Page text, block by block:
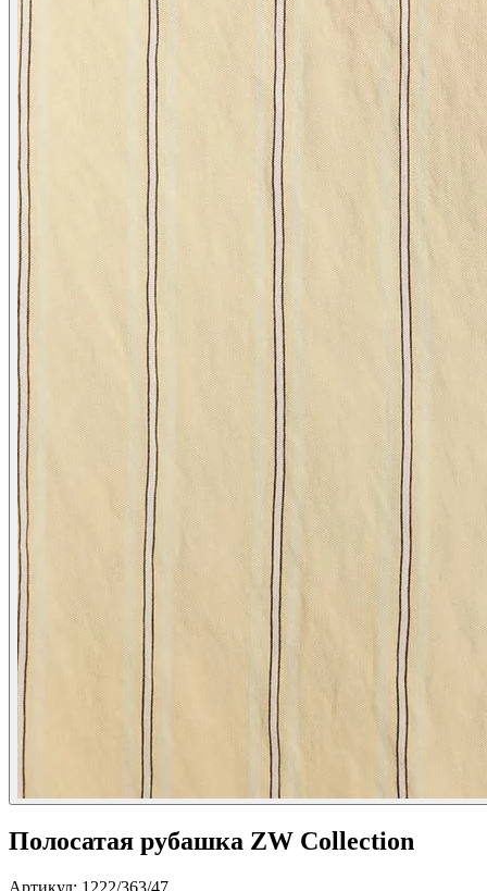
Полосатая рубашка ZW Collection
Артикул: 1222/363/47